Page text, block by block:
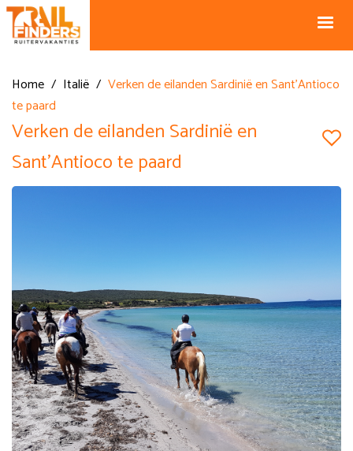
Home / Italië / Verken de eilanden Sardinië en Sant’Antioco
te paard
Verken de eilanden Sardinië en
Sant’Antioco te paard